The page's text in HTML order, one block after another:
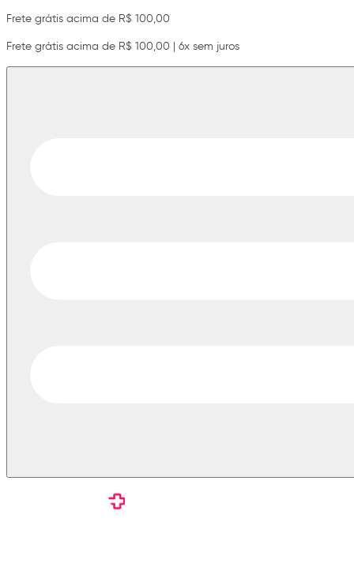
Frete grátis acima de R$ 100,00
Frete grátis acima de R$ 100,00 | 6x sem juros